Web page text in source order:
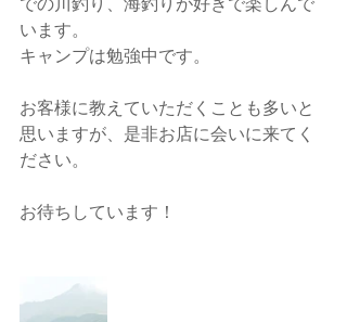
います。
キャンプは勉強中です。
お客様に教えていただくことも多いと
思いますが、是非お店に会いに来てく
ださい。
お待ちしています！